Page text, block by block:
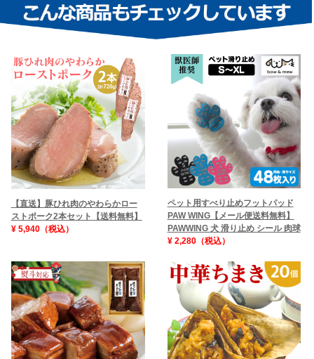
【直送】豚ひれ肉のやわらかロー
ストポーク2本セット【送料無料】
¥ 5,940（税込）
ペット用すべり止めフットパッド
PAW WING【メール便送料無料】
PAWWING 犬 滑り止め シール 肉球
¥ 2,280（税込）